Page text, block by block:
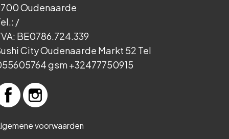
Oudenaarde
/
BE0786.724.339
City Oudenaarde Markt 52 Tel
gsm +32477750915
voorwaarden